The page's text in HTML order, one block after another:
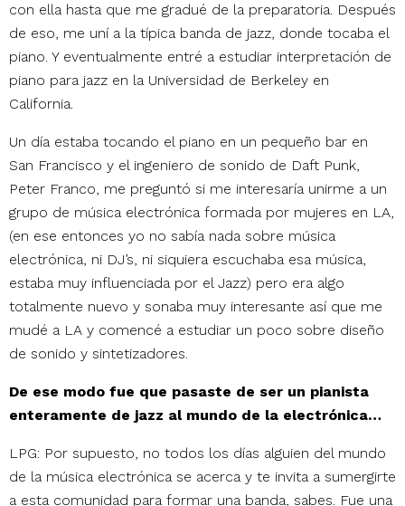
con ella hasta que me gradué de la preparatoria. Después
de eso, me uní a la típica banda de jazz, donde tocaba el
piano. Y eventualmente entré a estudiar interpretación de
piano para jazz en la Universidad de Berkeley en
California.
Un día estaba tocando el piano en un pequeño bar en
San Francisco y el ingeniero de sonido de Daft Punk,
Peter Franco, me preguntó si me interesaría unirme a un
grupo de música electrónica formada por mujeres en LA,
(en ese entonces yo no sabía nada sobre música
electrónica, ni DJ’s, ni siquiera escuchaba esa música,
estaba muy influenciada por el Jazz) pero era algo
totalmente nuevo y sonaba muy interesante así que me
mudé a LA y comencé a estudiar un poco sobre diseño
de sonido y sintetizadores.
De ese modo fue que pasaste de ser un pianista
enteramente de jazz al mundo de la electrónica…
LPG: Por supuesto, no todos los días alguien del mundo
de la música electrónica se acerca y te invita a sumergirte
a esta comunidad para formar una banda, sabes. Fue una